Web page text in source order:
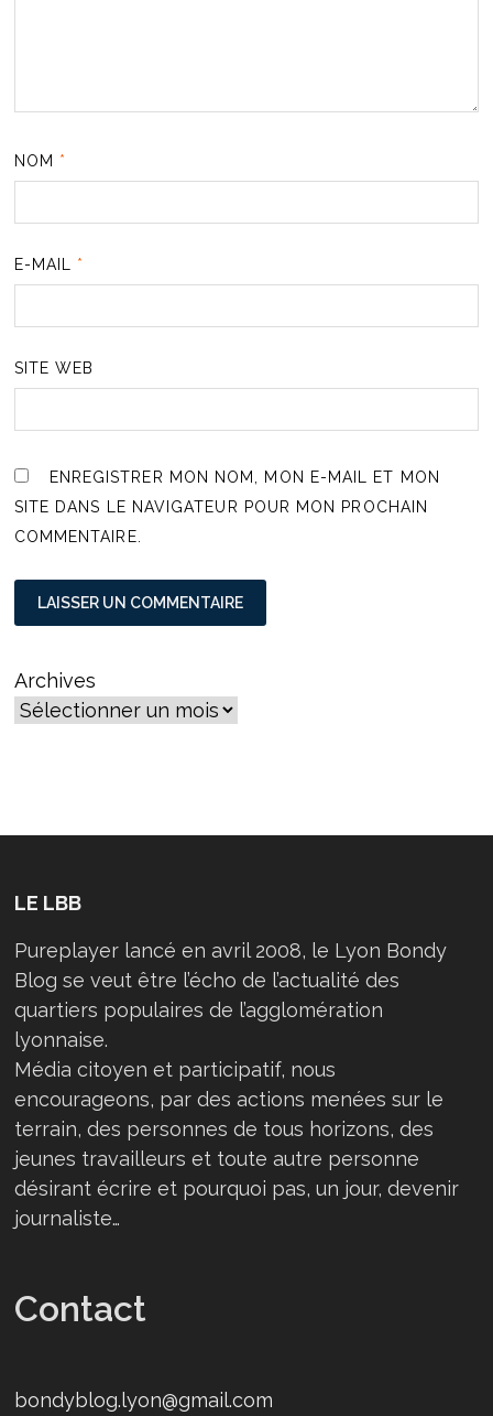
NOM *
E-MAIL *
SITE WEB
ENREGISTRER MON NOM, MON E-MAIL ET MON
SITE DANS LE NAVIGATEUR POUR MON PROCHAIN
COMMENTAIRE.
Archives
LE LBB
Pureplayer lancé en avril 2008, le Lyon Bondy
Blog se veut être l’écho de l’actualité des
quartiers populaires de l’agglomération
lyonnaise.
Média citoyen et participatif, nous
encourageons, par des actions menées sur le
terrain, des personnes de tous horizons, des
jeunes travailleurs et toute autre personne
désirant écrire et pourquoi pas, un jour, devenir
journaliste…
Contact
bondyblog.lyon@gmail.com